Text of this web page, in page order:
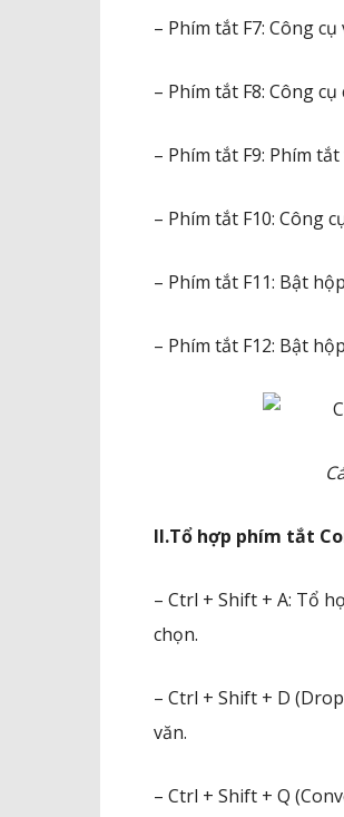
– Phím tắt F7: Công
– Phím tắt F8: Công
– Phím tắt F9: Phím
– Phím tắt F10: Công
– Phím tắt F11: Bật
– Phím tắt F12: Bật
II.Tổ hợp phím tắt
– Ctrl + Shift + A: Tổ
chọn.
– Ctrl + Shift + D
văn.
– Ctrl + Shift + Q